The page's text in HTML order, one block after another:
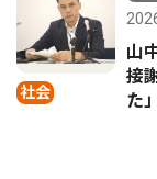
社会
山
接
た」